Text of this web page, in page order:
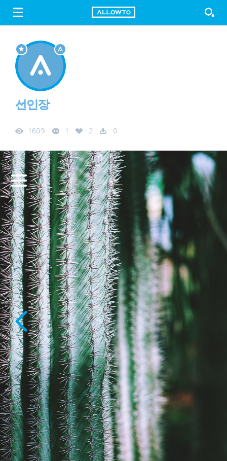
FREE DOWNLOAD
선인장
1609 1 2 0